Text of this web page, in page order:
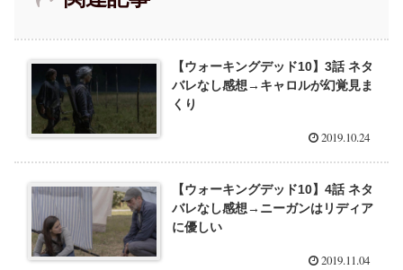
【ウォーキングデッド10】3話 ネタ
バレなし感想→キャロルが幻覚見ま
くり
2019.10.24
【ウォーキングデッド10】4話 ネタ
バレなし感想→ニーガンはリディア
に優しい
2019.11.04